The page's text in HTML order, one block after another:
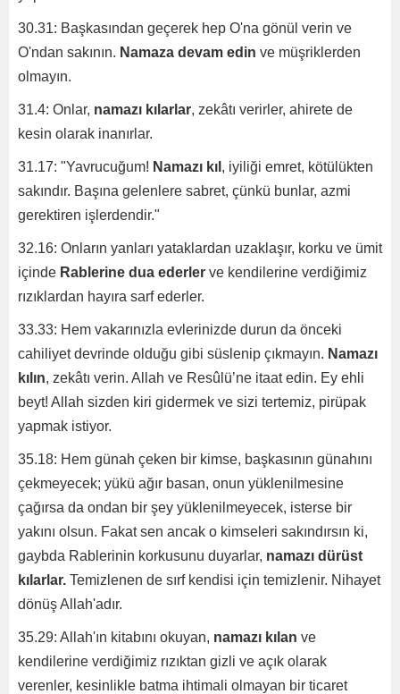
30.31: Başkasından geçerek hep O'na gönül verin ve
O'ndan sakının. Namaza devam edin ve müşriklerden
olmayın.
31.4: Onlar, namazı kılarlar, zekâtı verirler, ahirete de
kesin olarak inanırlar.
31.17: "Yavrucuğum! Namazı kıl , iyiliği emret, kötülükten
sakındır. Başına gelenlere sabret, çünkü bunlar, azmi
gerektiren işlerdendir."
32.16: Onların yanları yataklardan uzaklaşır, korku ve ümit
içinde Rablerine dua ederler ve kendilerine verdiğimiz
rızıklardan hayıra sarf ederler.
33.33: Hem vakarınızla evlerinizde durun da önceki
cahiliyet devrinde olduğu gibi süslenip çıkmayın. Namazı
kılın, zekâtı verin. Allah ve Resûlü’ne itaat edin. Ey ehli
beyt! Allah sizden kiri gidermek ve sizi tertemiz, pirüpak
yapmak istiyor.
35.18: Hem günah çeken bir kimse, başkasının günahını
çekmeyecek; yükü ağır basan, onun yüklenilmesine
çağırsa da ondan bir şey yüklenilmeyecek, isterse bir
yakını olsun. Fakat sen ancak o kimseleri sakındırsın ki,
gaybda Rablerinin korkusunu duyarlar, namazı dürüst
kılarlar. Temizlenen de sırf kendisi için temizlenir. Nihayet
dönüş Allah'adır.
35.29: Allah'ın kitabını okuyan, namazı kılan ve
kendilerine verdiğimiz rızıktan gizli ve açık olarak
verenler, kesinlikle batma ihtimali olmayan bir ticaret